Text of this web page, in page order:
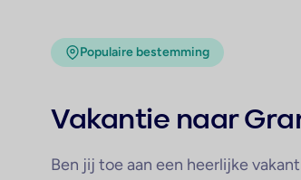
Populaire bestemming
Vakantie naar
Ben jij toe aan een heerlijke